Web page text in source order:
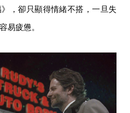
，卻只顯得情緒不搭，一旦失
易疲憊。